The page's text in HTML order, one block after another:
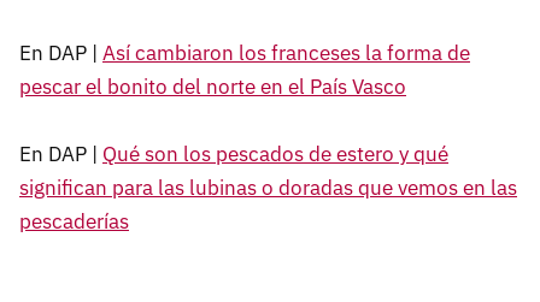
En DAP | Así cambiaron los franceses la forma de
pescar el bonito del norte en el País Vasco
En DAP | Qué son los pescados de estero y qué
significan para las lubinas o doradas que vemos en las
pescaderías